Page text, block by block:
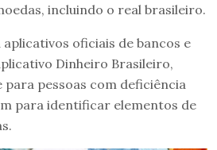
incluindo o real brasileiro.
oficiais de bancos e
Dinheiro Brasileiro,
pessoas com deficiência
para identificar elementos de